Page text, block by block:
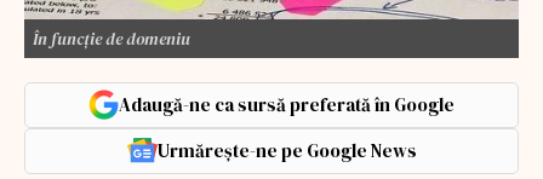
În funcție de domeniu
Adaugă-ne ca sursă preferată în Google
Urmărește-ne pe Google News